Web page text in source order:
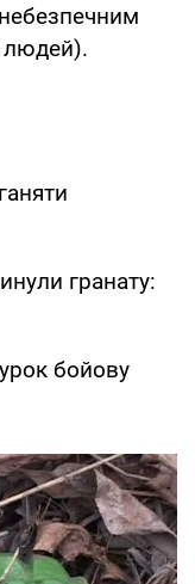
людей).
гранату:
бойову